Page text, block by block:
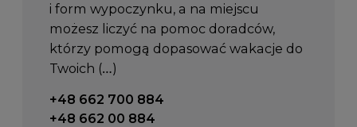
i form wypoczynku, a na miejscu
możesz liczyć na pomoc doradców,
którzy pomogą dopasować wakacje do
Twoich (…)
Telefon kontaktowy:
+48 662 700 884
+48 662 00 884